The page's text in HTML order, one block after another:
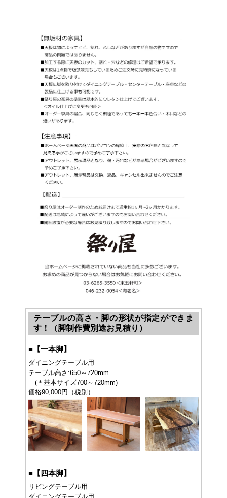
テーブルの高さ・脚の形状が指定ができま
す！（脚制作費別途お見積り）
■ 【一本脚】
ダイニングテーブル用
テーブル高さ:650～720mm
(＊基本サイズ700～720mm)
価格90,000円（税別）
■ 【四本脚】
リビングテーブル用